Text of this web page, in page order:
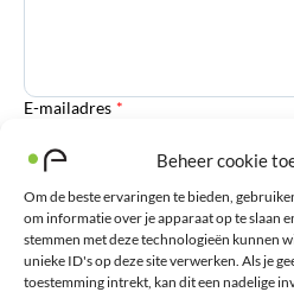
Beheer cookie
Om de beste ervaringen te bieden,
om informatie over je apparaat op te slaan
stemmen met deze technologieën kunnen
unieke ID's op deze site verwerken. Als je
toestemming intrekt, kan dit een nadelige
E-mailadres *
Voornaam